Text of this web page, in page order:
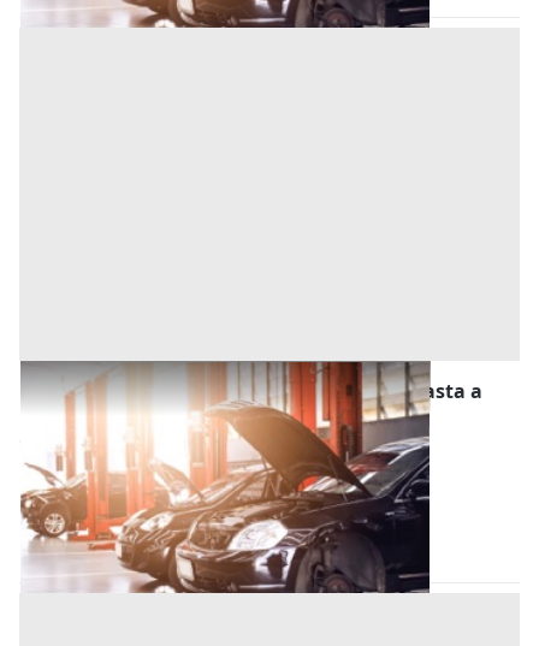
Stalle, Scuderie, Rimesse, Autorimesse all'asta a
Camponogara
Camponogara (Venezia)
Offerta minima
18.720 € 23.400 €
Codice asta:b0d00498
23/09/2026